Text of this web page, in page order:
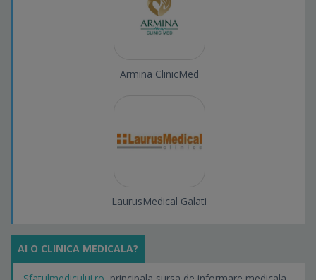
Armina ClinicMed
LaurusMedical Galati
AI O CLINICA MEDICALA?